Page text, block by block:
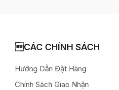
CÁC CHÍNH SÁCH
Hướng Dẫn Đặt Hàng
Chính Sách Giao Nhận